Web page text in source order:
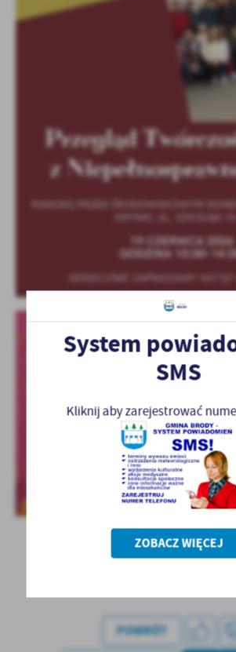
POWRÓT
System
SMS
Kliknij aby zarejestrować
ZOBACZ WIĘCEJ